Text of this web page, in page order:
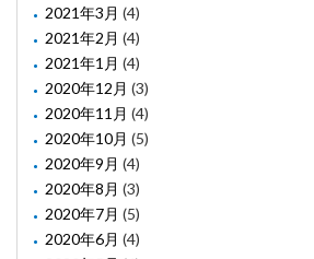
2021年3月 (4)
2021年2月 (4)
2021年1月 (4)
2020年12月 (3)
2020年11月 (4)
2020年10月 (5)
2020年9月 (4)
2020年8月 (3)
2020年7月 (5)
2020年6月 (4)